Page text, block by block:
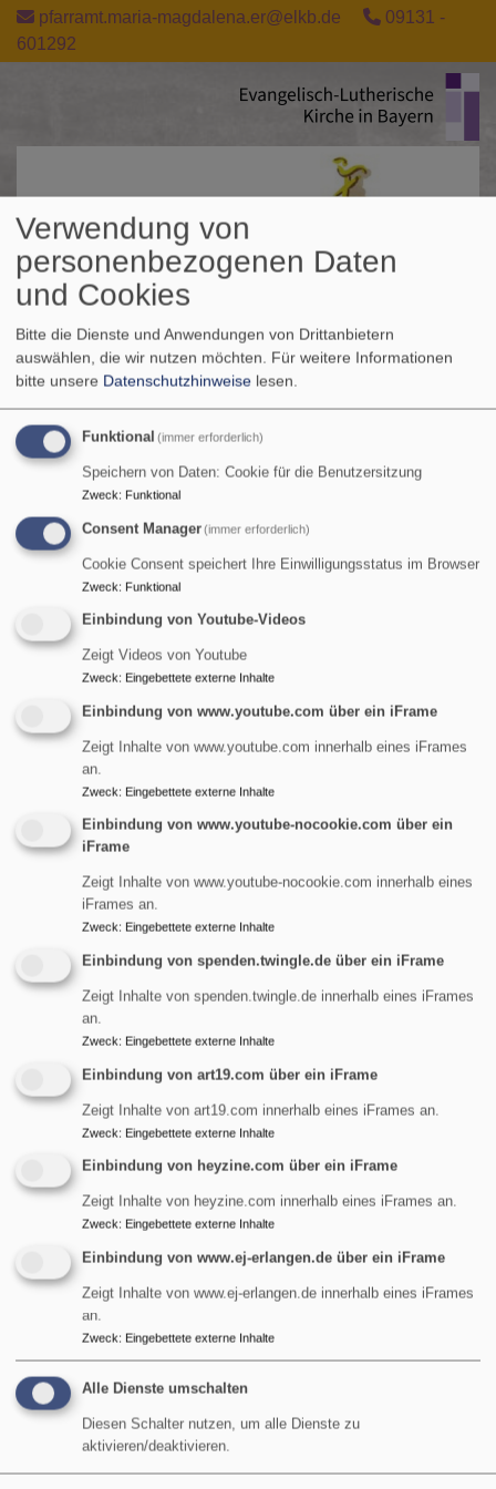
Direkt
zum
Inhalt
pfarramt.maria-magdalena.er@elkb.de
09131 -
601292
evangelisch in Tennenlohe und im World Wide Web
Hauptnavigation
Startseite Taufkerze
Taufkerze
Wir begleiten Sie zur Taufe
Weiterlesen
Sie
Hauptnavigation
Startseite Fußbereichsmenü
Impressum Benutzermenü
Anmelden
Verwendung von
personenbezogenen Daten
und Cookies
Bitte die Dienste und Anwendungen von Drittanbietern
auswählen, die wir nutzen möchten. Für weitere Informationen
bitte unsere Datenschutzhinweise lesen.
Funktional (immer erforderlich)
Speichern von Daten: Cookie für die Benutzersitzung
Zweck: Funktional
Consent Manager(immer erforderlich)
Cookie Consent speichert Ihre Einwilligungsstatus im Browser
Zweck: Funktional
Einbindung von Youtube-Videos
Zeigt Videos von Youtube
Zweck: Eingebettete externe Inhalte
Einbindung von www.youtube.com über ein iFrame
Zeigt Inhalte von www.youtube.com innerhalb eines iFrames
an.
Zweck: Eingebettete externe Inhalte
Einbindung von www.youtube-nocookie.com über ein
iFrame
Zeigt Inhalte von www.youtube-nocookie.com innerhalb eines
iFrames an.
Zweck: Eingebettete externe Inhalte
Einbindung von spenden.twingle.de über ein iFrame
Zeigt Inhalte von spenden.twingle.de innerhalb eines iFrames
an.
Zweck: Eingebettete externe Inhalte
Einbindung von art19.com über ein iFrame
Zeigt Inhalte von art19.com innerhalb eines iFrames an.
Zweck: Eingebettete externe Inhalte
Einbindung von heyzine.com über ein iFrame
Zeigt Inhalte von heyzine.com innerhalb eines iFrames an.
Zweck: Eingebettete externe Inhalte
Einbindung von www.ej-erlangen.de über ein iFrame
Zeigt Inhalte von www.ej-erlangen.de innerhalb eines iFrames
an.
Zweck: Eingebettete externe Inhalte
Alle Dienste umschalten
Diesen Schalter nutzen, um alle Dienste zu
aktivieren/deaktivieren.